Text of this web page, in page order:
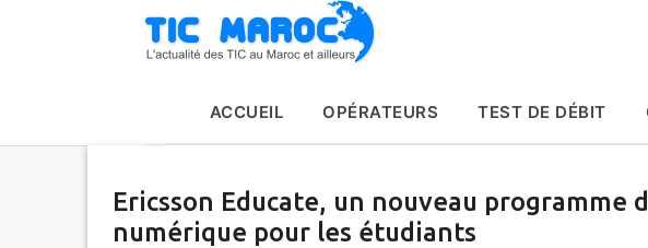
ACCUEIL OPÉRATEURS TEST DE DÉBIT
Ericsson Educate, un nouveau programme
numérique pour les étudiants